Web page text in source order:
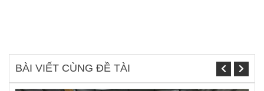
BÀI VIẾT CÙNG ĐỀ TÀI